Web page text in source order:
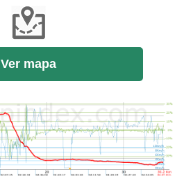
Ver mapa